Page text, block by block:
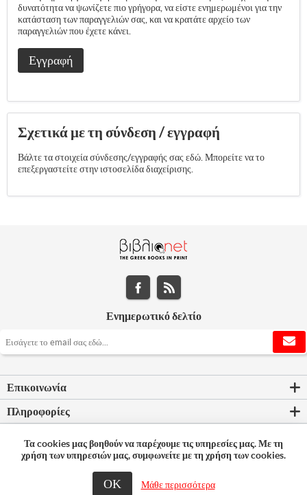
δυνατότητα να ψωνίζετε πιο γρήγορα, να είστε ενημερωμένοι για την
κατάσταση των παραγγελιών σας, και να κρατάτε αρχείο των
παραγγελιών που έχετε κάνει.
Εγγραφή
Σχετικά με τη σύνδεση / εγγραφή
Βάλτε τα στοιχεία σύνδεσης/εγγραφής σας εδώ. Μπορείτε να το
επεξεργαστείτε στην ιστοσελίδα διαχείρισης.
Ενημερωτικό δελτίο
Επικοινωνία
Πληροφορίες
Ο λογαριασμός μου
© 2026 Bookleader
Τα cookies μας βοηθούν να παρέχουμε τις υπηρεσίες μας. Με τη
χρήση των υπηρεσιών μας, συμφωνείτε με τη χρήση των cookies.
ΟΚ Μάθε περισσότερα